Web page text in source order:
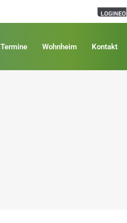
Termine Wohnheim Kontakt